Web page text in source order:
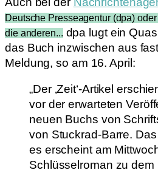
Deutsche Presseagentur (dpa)
die anderen...dpa lugt ein
das Buch inzwischen aus
Meldung, so am 16. April:
„Der ‚Zeit‘-Artikel
vor der erwarteten
neuen Buchs von
von Stuckrad-Barre.
es erscheint am
Schlüsselroman zu dem